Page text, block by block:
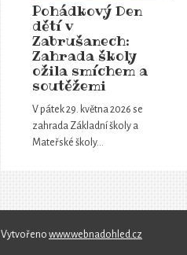
Pohádkový Den
dětí v
Zabrušanech:
Zahrada školy
ožila smíchem a
soutěžemi
V pátek 29. května 2026 se
zahrada Základní školy a
Mateřské školy…
Vytvořeno www.webnadohled.cz